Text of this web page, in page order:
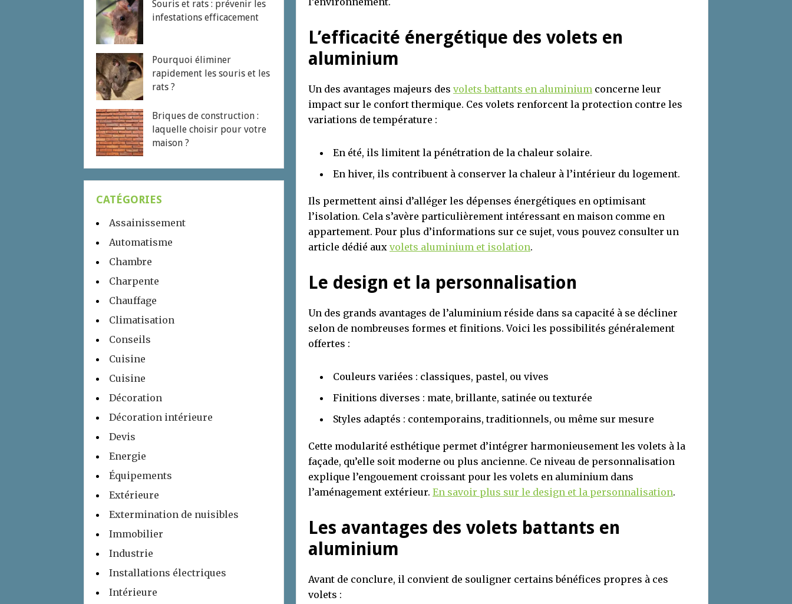
L’efficacité énergétique des volets en
aluminium
Un des avantages majeurs des volets battants en aluminium concerne leur
impact sur le confort thermique. Ces volets renforcent la protection contre les
variations de température :
En été, ils limitent la pénétration de la chaleur solaire.
En hiver, ils contribuent à conserver la chaleur à l’intérieur du logement.
Ils permettent ainsi d’alléger les dépenses énergétiques en optimisant
l’isolation. Cela s’avère particulièrement intéressant en maison comme en
appartement. Pour plus d’informations sur ce sujet, vous pouvez consulter un
article dédié aux volets aluminium et isolation.
Le design et la personnalisation
Un des grands avantages de l’aluminium réside dans sa capacité à se décliner
selon de nombreuses formes et finitions. Voici les possibilités généralement
offertes :
Couleurs variées : classiques, pastel, ou vives
Finitions diverses : mate, brillante, satinée ou texturée
Styles adaptés : contemporains, traditionnels, ou même sur mesure
Cette modularité esthétique permet d’intégrer harmonieusement les volets à la
façade, qu’elle soit moderne ou plus ancienne. Ce niveau de personnalisation
explique l’engouement croissant pour les volets en aluminium dans
l’aménagement extérieur. En savoir plus sur le design et la personnalisation.
Les avantages des volets battants en
aluminium
Avant de conclure, il convient de souligner certains bénéfices propres à ces
volets :
Souris et rats : prévenir les
infestations efficacement
Pourquoi éliminer
rapidement les souris et les
rats ?
Briques de construction :
laquelle choisir pour votre
maison ?
CATÉGORIES
Assainissement
Automatisme
Chambre
Charpente
Chauffage
Climatisation
Conseils
Cuisine
Cuisine
Décoration
Décoration intérieure
Devis
Energie
Équipements
Extérieure
Extermination de nuisibles
Immobilier
Industrie
Installations électriques
Intérieure